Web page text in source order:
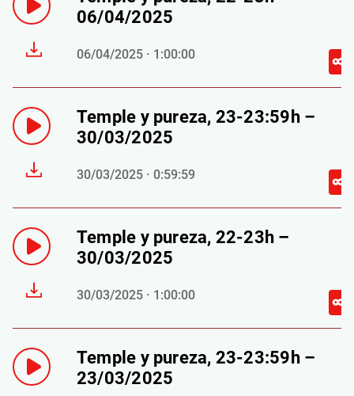
06/04/2025
06/04/2025 · 1:00:00
Temple y pureza, 23-23:59h –
30/03/2025
30/03/2025 · 0:59:59
Temple y pureza, 22-23h –
30/03/2025
30/03/2025 · 1:00:00
Temple y pureza, 23-23:59h –
23/03/2025